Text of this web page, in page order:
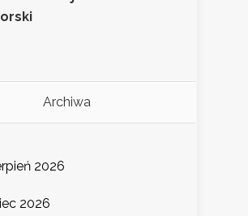
Archiwa
2026
2026